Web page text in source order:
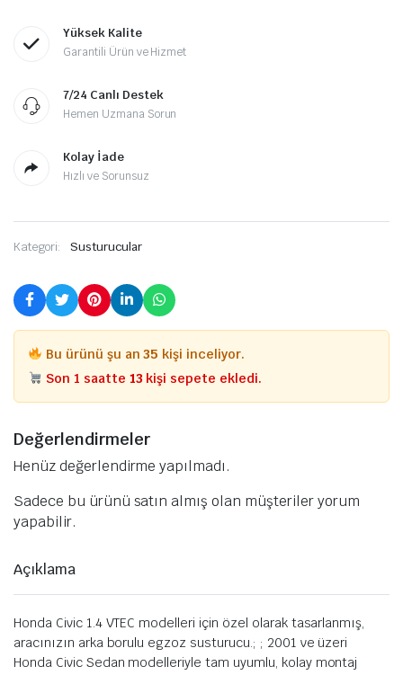
Yüksek Kalite
Garantili Ürün ve Hizmet
7/24 Canlı Destek
Hemen Uzmana Sorun
Kolay İade
Hızlı ve Sorunsuz
Kategori: Susturucular
Bu ürünü şu an35 kişi inceliyor.
Son 1 saatte 13 kişi sepete ekledi.
Değerlendirmeler
Henüz değerlendirme yapılmadı.
Sadece bu ürünü satın almış olan müşteriler yorum
yapabilir.
Açıklama
Honda Civic 1.4 VTEC modelleri için özel olarak tasarlanmış,
aracınızın arka borulu egzoz susturucu.; ; 2001 ve üzeri
Honda Civic Sedan modelleriyle tam uyumlu, kolay montaj